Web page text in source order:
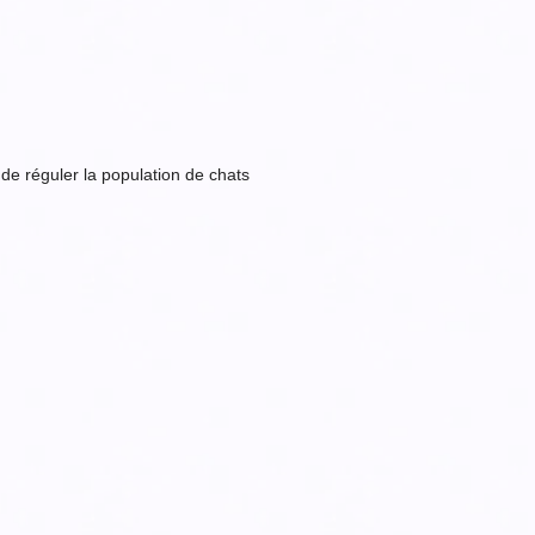
réguler la population de chats